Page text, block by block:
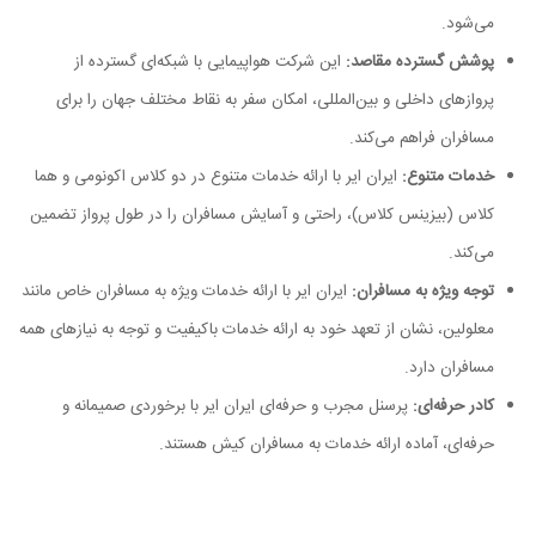
می‌شود.
پوشش گسترده مقاصد: این شرکت هواپیمایی با شبکه‌ای گسترده از
پروازهای داخلی و بین‌المللی، امکان سفر به نقاط مختلف جهان را برای
مسافران فراهم می‌کند.
خدمات متنوع: ایران ایر با ارائه خدمات متنوع در دو کلاس اکونومی و هما
کلاس (بیزینس کلاس)، راحتی و آسایش مسافران را در طول پرواز تضمین
می‌کند.
توجه ویژه به مسافران: ایران ایر با ارائه خدمات ویژه به مسافران خاص مانند
معلولین، نشان از تعهد خود به ارائه خدمات باکیفیت و توجه به نیازهای همه
مسافران دارد.
کادر حرفه‌ای: پرسنل مجرب و حرفه‌ای ایران ایر با برخوردی صمیمانه و
حرفه‌ای، آماده ارائه خدمات به مسافران کیش هستند.